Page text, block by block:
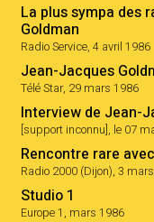
La plus sympa des
Goldman
Radio Service, 4 avril 1986
Jean-Jacques
Télé Star, 29 mars 1986
Interview de Jean-
[support inconnu], le 07
Rencontre rare
Radio 2000 (Dijon), 3
Studio 1
Europe 1, mars 1986